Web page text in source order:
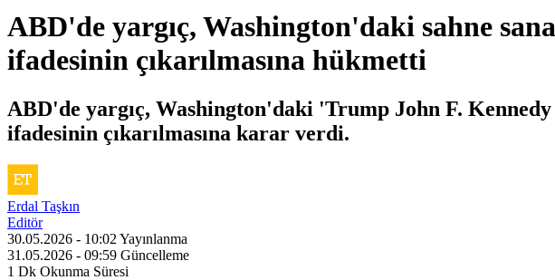
ABD'de yargıç, Washington'daki sahne
ifadesinin çıkarılmasına hükmetti
ABD'de yargıç, Washington'daki 'Trump John F.
ifadesinin çıkarılmasına karar verdi.
Erdal Taşkın
Editör
30.05.2026 - 10:02 Yayınlanma
31.05.2026 - 09:59 Güncelleme
1 Dk Okunma Süresi